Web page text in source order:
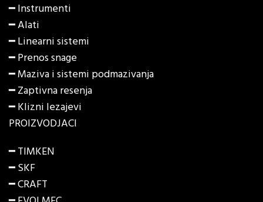
━Instrumenti
━Alati
━Linearni sistemi
━Prenos snage
━Maziva i sistemi podmazivanja
━Zaptivna resenja
━Klizni lezajevi
PROIZVODJACI
━ TIMKEN
━ SKF
━ CRAFT